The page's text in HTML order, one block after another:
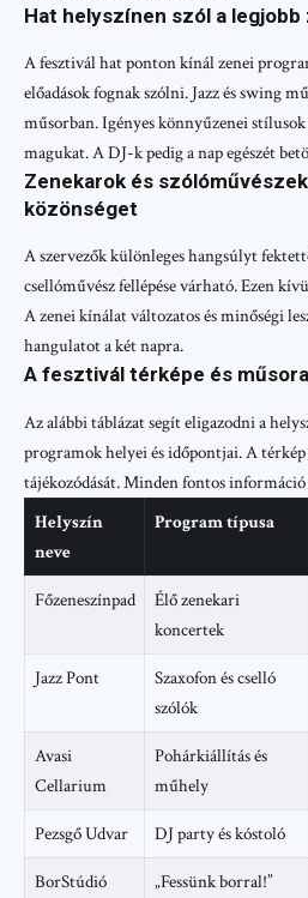
Hat helyszínen szól a legjobb
A fesztivál hat ponton kínál zenei
előadások fognak szólni. Jazz és swing
műsorban. Igényes könnyűzenei
magukat. A DJ-k pedig a nap egészét
Zenekarok és
közönséget
A szervezők különleges hangsúlyt
csellóművész fellépése várható. Ezen
A zenei kínálat változatos és minőségi
hangulatot a két napra.
A fesztivál térképe és műsora
Az alábbi táblázat segít eligazodni a
programok helyei és időpontjai. A
tájékozódását. Minden fontos
Helyszín
neve
Program típusa
Főzeneszínpad
Élő zenekari
koncertek
Jazz Pont
Szaxofon és cselló
szólók
Avasi
Cellarium
Pohárkiállítás és
műhely
Pezsgő Udvar DJ party és kóstoló
BorStúdió
„Fessünk borral!”